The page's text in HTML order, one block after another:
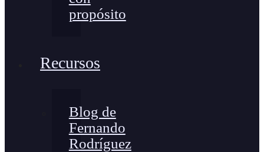
propósito
Recursos
Blog de
Fernando
Rodríguez